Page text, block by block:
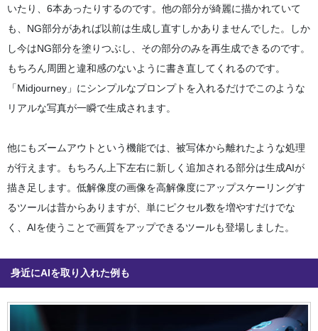
いたり、6本あったりするのです。他の部分が綺麗に描かれていて
も、NG部分があれば以前は生成し直すしかありませんでした。しか
し今はNG部分を塗りつぶし、その部分のみを再生成できるのです。
もちろん周囲と違和感のないように書き直してくれるのです。
「Midjourney」にシンプルなプロンプトを入れるだけでこのような
リアルな写真が一瞬で生成されます。
他にもズームアウトという機能では、被写体から離れたような処理
が行えます。もちろん上下左右に新しく追加される部分は生成AIが
描き足します。低解像度の画像を高解像度にアップスケーリングす
るツールは昔からありますが、単にピクセル数を増やすだけでな
く、AIを使うことで画質をアップできるツールも登場しました。
身近にAIを取り入れた例も